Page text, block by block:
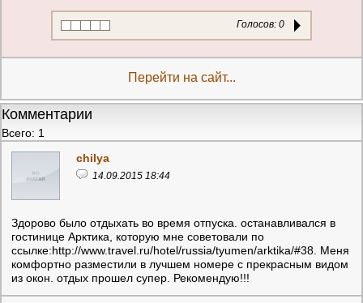
Голосов: 0
Перейти на сайт...
Комментарии
Всего: 1
chilya
14.09.2015 18:44
Здорово было отдыхать во время отпуска. останавливался в
гостинице Арктика, которую мне советовали по
ссылке:http://www.travel.ru/hotel/russia/tyumen/arktika/#38. Меня
комфортно разместили в лучшем номере с прекрасным видом
из окон. отдых прошел супер. Рекомендую!!!